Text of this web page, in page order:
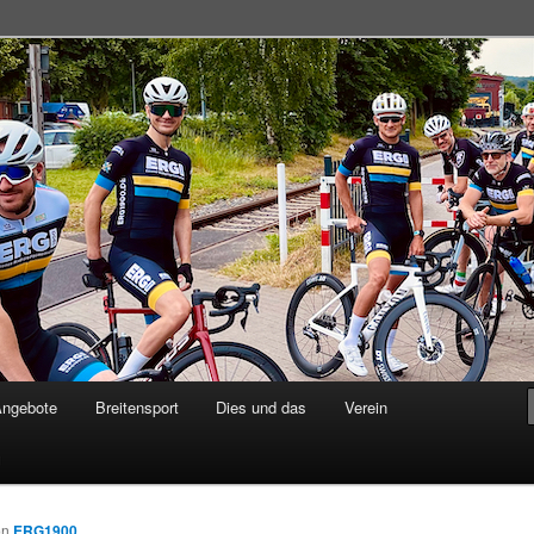
Breitensport Dies und das Verein